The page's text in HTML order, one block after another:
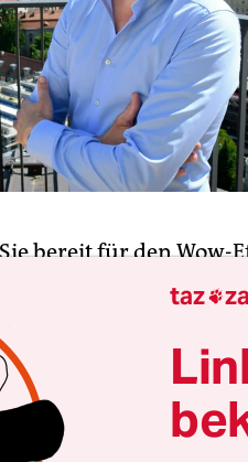
bereit für den Wow-
Taylor-Swift-
gemacht haben.
abgesagt
IS-Anhänger
taz 